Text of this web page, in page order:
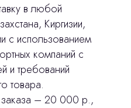
в любой
Киргизии,
с использованием
компаний с
и требований
товара.
– 20 000 р.,